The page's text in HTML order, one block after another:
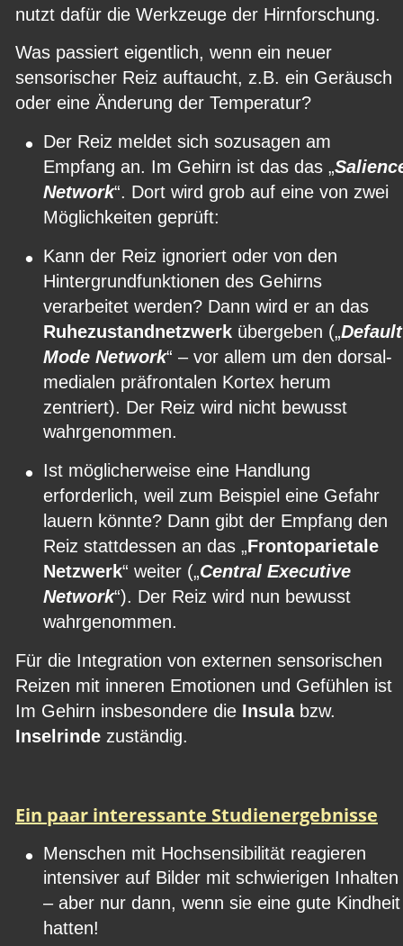
nutzt dafür die Werkzeuge der Hirnforschung.
Was passiert eigentlich, wenn ein neuer
sensorischer Reiz auftaucht, z.B. ein Geräusch
oder eine Änderung der Temperatur?
• Der Reiz meldet sich sozusagen am
Empfang an. Im Gehirn ist das das „
Network“. Dort wird grob auf eine von zwei
Möglichkeiten geprüft:
• Kann der Reiz ignoriert oder von den
Hintergrundfunktionen des Gehirns
verarbeitet werden? Dann wird er an das
Ruhezustandnetzwerk übergeben („
Mode Network“ – vor allem um den dorsal-
medialen präfrontalen Kortex herum
zentriert). Der Reiz wird nicht bewusst
wahrgenommen.
• Ist möglicherweise eine Handlung
erforderlich, weil zum Beispiel eine Gefahr
lauern könnte? Dann gibt der Empfang den
Reiz stattdessen an das „Frontoparietale
Netzwerk“ weiter („Central Executive
Network“). Der Reiz wird nun bewusst
wahrgenommen.
Für die Integration von externen sensorischen
Reizen mit inneren Emotionen und Gefühlen ist
Im Gehirn insbesondere die Insula bzw.
Inselrinde zuständig.
Ein paar interessante Studienergebnisse
• Menschen mit Hochsensibilität reagieren
intensiver auf Bilder mit schwierigen
– aber nur dann, wenn sie eine gute
hatten!